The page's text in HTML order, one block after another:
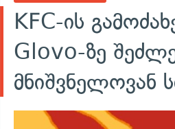
KFC-ის
Glovo-ზე
მნიშვნელოვან